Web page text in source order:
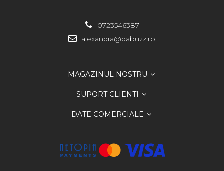
0723546387
alexandra@dabuzz.ro
MAGAZINUL NOSTRU
SUPORT CLIENTI
DATE COMERCIALE